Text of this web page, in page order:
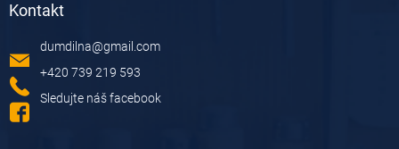
Kontakt
dumdilna@gmail.com
+420 739 219 593
Sledujte náš facebook